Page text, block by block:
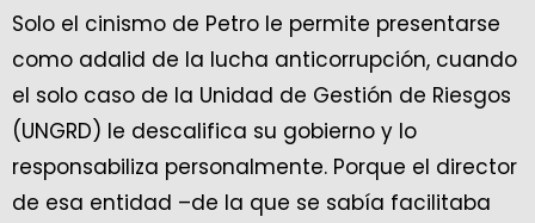
Solo el cinismo de Petro le permite presentarse
como adalid de la lucha anticorrupción, cuando
el solo caso de la Unidad de Gestión de Riesgos
(UNGRD) le descalifica su gobierno y lo
responsabiliza personalmente. Porque el director
de esa entidad –de la que se sabía facilitaba